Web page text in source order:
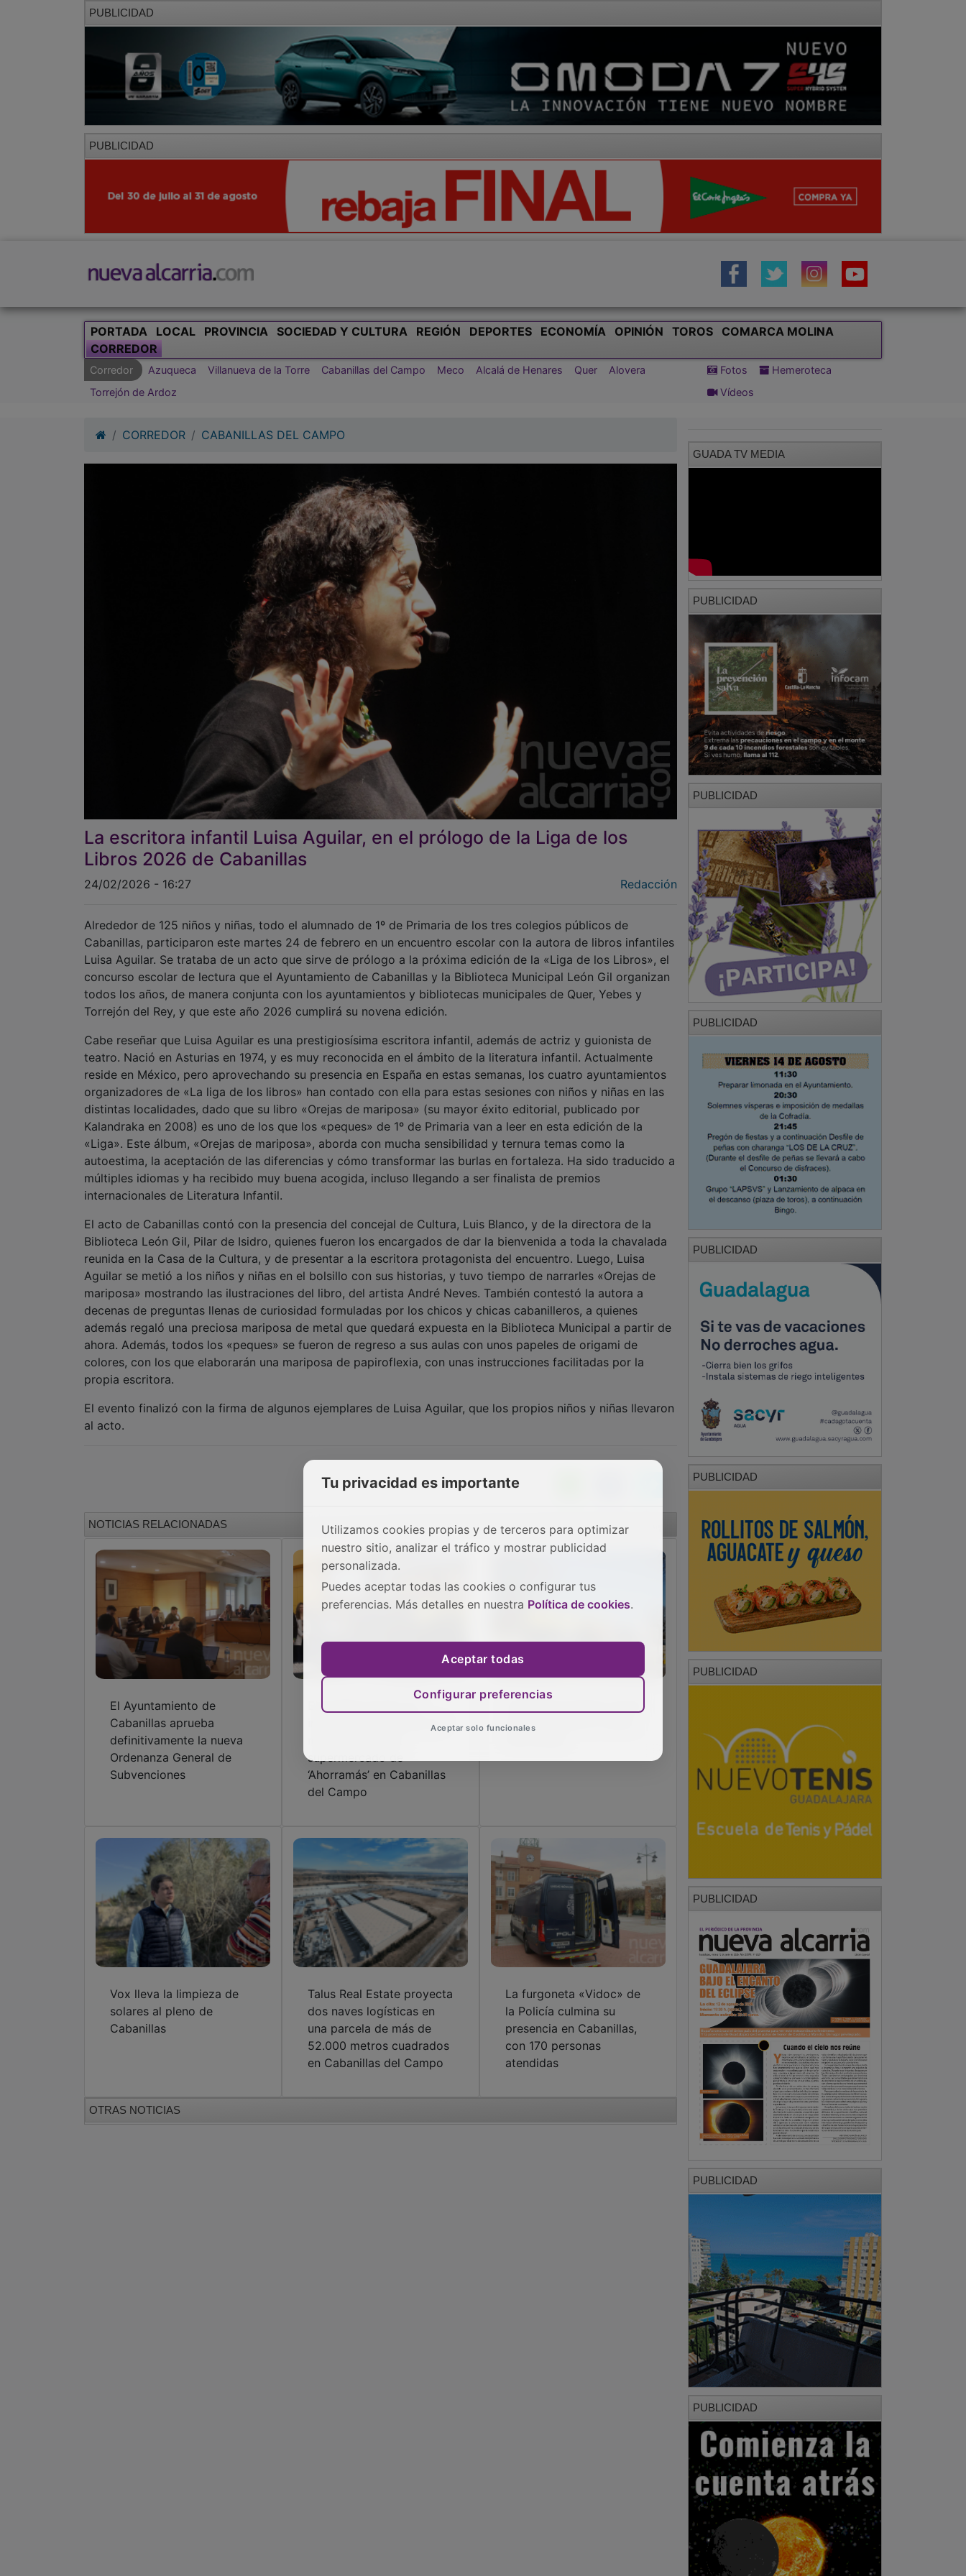
PUBLICIDAD
PUBLICIDAD
PORTADA LOCAL PROVINCIA SOCIEDAD Y CULTURA REGIÓN DEPORTES ECONOMÍA OPINIÓN TOROS
COMARCA MOLINA
CORREDOR
Corredor Azuqueca Villanueva de la Torre Cabanillas del Campo Meco Alcalá de Henares Quer
Alovera
Torrejón de Ardoz
Fotos
Hemeroteca
Vídeos
CORREDOR CABANILLAS DEL CAMPO
La escritora infantil Luisa Aguilar, en el prólogo de la Liga de los
Libros 2026 de Cabanillas
24/02/2026 - 16:27 Redacción
Alrededor de 125 niños y niñas, todo el alumnado de 1º de Primaria de los tres colegios públicos de
Cabanillas, participaron este martes 24 de febrero en un encuentro escolar con la autora de libros infantiles
Luisa Aguilar. Se trataba de un acto que sirve de prólogo a la próxima edición de la «Liga de los Libros», el
concurso escolar de lectura que el Ayuntamiento de Cabanillas y la Biblioteca Municipal León Gil organizan
todos los años, de manera conjunta con los ayuntamientos y bibliotecas municipales de Quer, Yebes y
Torrejón del Rey, y que este año 2026 cumplirá su novena edición.
Cabe reseñar que Luisa Aguilar es una prestigiosísima escritora infantil, además de actriz y guionista de
teatro. Nació en Asturias en 1974, y es muy reconocida en el ámbito de la literatura infantil. Actualmente
reside en México, pero aprovechando su presencia en España en estas semanas, los cuatro ayuntamientos
organizadores de «La liga de los libros» han contado con ella para estas sesiones con niños y niñas en las
distintas localidades, dado que su libro «Orejas de mariposa» (su mayor éxito editorial, publicado por
Kalandraka en 2008) es uno de los que los «peques» de 1º de Primaria van a leer en esta edición de la
«Liga». Este álbum, «Orejas de mariposa», aborda con mucha sensibilidad y ternura temas como la
autoestima, la aceptación de las diferencias y cómo transformar las burlas en fortaleza. Ha sido traducido a
múltiples idiomas y ha recibido muy buena acogida, incluso llegando a ser finalista de premios
internacionales de Literatura Infantil.
El acto de Cabanillas contó con la presencia del concejal de Cultura, Luis Blanco, y de la directora de la
Biblioteca León Gil, Pilar de Isidro, quienes fueron los encargados de dar la bienvenida a toda la chavalada
reunida en la Casa de la Cultura, y de presentar a la escritora protagonista del encuentro. Luego, Luisa
Aguilar se metió a los niños y niñas en el bolsillo con sus historias, y tuvo tiempo de narrarles «Orejas de
mariposa» mostrando las ilustraciones del libro, del artista André Neves. También contestó la autora a
decenas de preguntas llenas de curiosidad formuladas por los chicos y chicas cabanilleros, a quienes
además regaló una preciosa mariposa de metal que quedará expuesta en la Biblioteca Municipal a partir de
ahora. Además, todos los «peques» se fueron de regreso a sus aulas con unos papeles de origami de
colores, con los que elaborarán una mariposa de papiroflexia, con unas instrucciones facilitadas por la
propia escritora.
El evento finalizó con la firma de algunos ejemplares de Luisa Aguilar, que los propios niños y niñas llevaron
al acto.
NOTICIAS RELACIONADAS
El Ayuntamiento de
Cabanillas aprueba
definitivamente la nueva
Ordenanza General de
Subvenciones
El alcalde acude a la
inauguración y puesta en
supermercado de
‘Ahorramás’ en Cabanillas
del Campo
Cabanillas tendrá a partir
de este jueves un nuevo
Vox lleva la limpieza de
solares al pleno de
Cabanillas
Talus Real Estate proyecta
dos naves logísticas en
una parcela de más de
52.000 metros cuadrados
en Cabanillas del Campo
La furgoneta «Vidoc» de
la Policía culmina su
presencia en Cabanillas,
con 170 personas
atendidas
OTRAS NOTICIAS
GUADA TV MEDIA
PUBLICIDAD
PUBLICIDAD
PUBLICIDAD
PUBLICIDAD
PUBLICIDAD
PUBLICIDAD
PUBLICIDAD
PUBLICIDAD
PUBLICIDAD
Tu privacidad es importante
Utilizamos cookies propias y de terceros para optimizar
nuestro sitio, analizar el tráfico y mostrar publicidad
personalizada.
Puedes aceptar todas las cookies o configurar tus
preferencias. Más detalles en nuestra Política de cookies.
Aceptar todas
Configurar preferencias
Aceptar solo funcionales